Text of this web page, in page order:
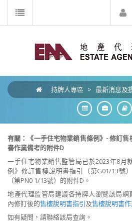
持牌人專區 > 最新消息及
有關：《一手住宅物業銷售條例》-修訂售
書作業備考的附件D
一手住宅物業銷售監管局已於2023年8月
例》 修訂售樓說明書指引（第G01/13號
（第PN0 1/13號）的附件D 。
地產代理監管局建議各持牌人瀏覽該局網
內修訂後的售樓說明書指引及售樓說明書
如有疑問 ， 請聯絡該局查詢 。